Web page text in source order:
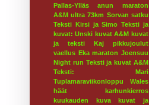
Pallas-Ylläs
anun maraton
A&M ultra 73km Sorvan satku
Teksti Kirsi ja Simo Teksti ja
kuvat: Unski kuvat A&M kuvat
ja teksti Kaj
pikkujoulut
vaellus Eka maraton Joensuu
Night run Teksti ja kuvat A&M
Teksti: Mari
Tuplamaraviikonloppu
Wales
häät
karhunkierros
kuukauden kuva
kuvat ja